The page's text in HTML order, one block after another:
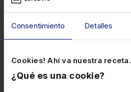
Consentimiento Detalles
Cookies! Ahí va nuestra receta.
¿Qué es una cookie?
Marlen Estévez Sanz